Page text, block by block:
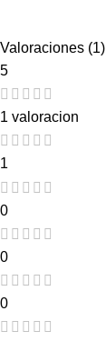
Valoraciones (1)
5
1 valoracion
1
0
0
0